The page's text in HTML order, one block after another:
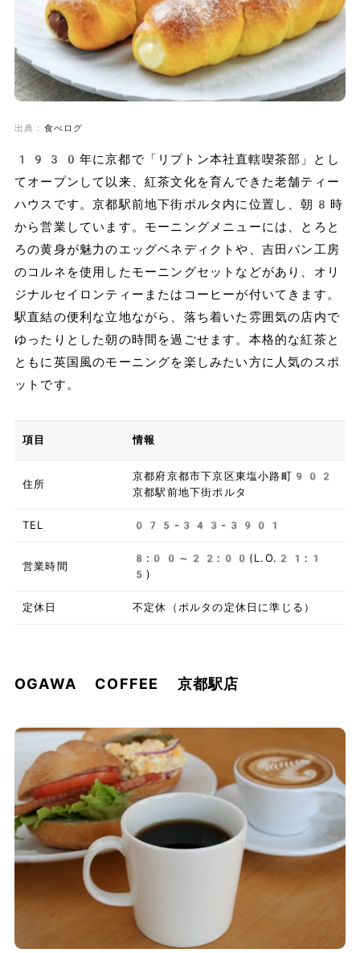
出典： 食べログ
1930年に京都で「リプトン本社直轄喫茶部」とし
てオープンして以来、紅茶文化を育んできた老舗ティー
ハウスです。京都駅前地下街ポルタ内に位置し、朝8時
から営業しています。モーニングメニューには、とろと
ろの黄身が魅力のエッグベネディクトや、吉田パン工房
のコルネを使用したモーニングセットなどがあり、オリ
ジナルセイロンティーまたはコーヒーが付いてきます。
駅直結の便利な立地ながら、落ち着いた雰囲気の店内で
ゆったりとした朝の時間を過ごせます。本格的な紅茶と
ともに英国風のモーニングを楽しみたい方に人気のスポ
ットです。
項目 情報
住所
京都府京都市下京区東塩小路町902
京都駅前地下街ポルタ
TEL 075-343-3901
営業時間
8:00～22:00(L.O.21:1
5)
定休日 不定休（ポルタの定休日に準じる）
OGAWA COFFEE 京都駅店